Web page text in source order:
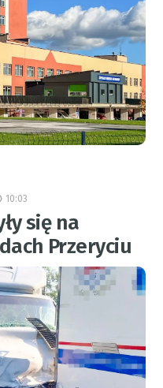
10:03
się na
Przeryciu